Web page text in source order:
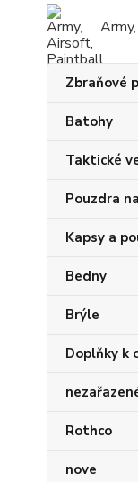
Zbraňové
Batohy
Taktické
Pouzdra
Kapsy a
Bedny
Brýle
Doplňky k
Rothco
nove